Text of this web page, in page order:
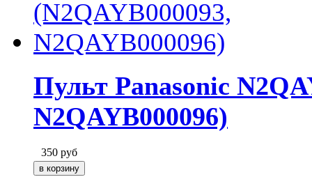
Пульт Panasonic
N2QAYB000096)
350 руб